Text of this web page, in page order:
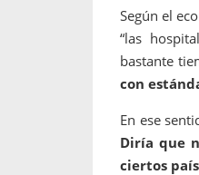
Según el
“las
bastante
con
En ese
Diría que
ciertos